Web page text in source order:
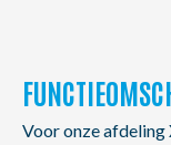
Voor onze afdeling